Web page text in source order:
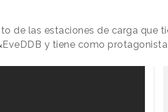
de las estaciones de carga que
y tiene como